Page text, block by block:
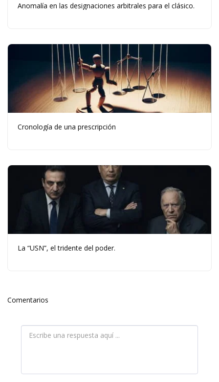
Anomalía en las designaciones arbitrales para el clásico.
Cronología de una prescripción
La “USN”, el tridente del poder.
Comentarios